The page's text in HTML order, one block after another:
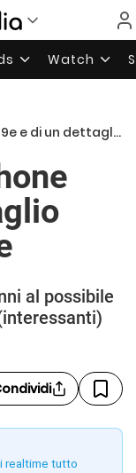
Watch
molto importante
al possibile
realtime tutto